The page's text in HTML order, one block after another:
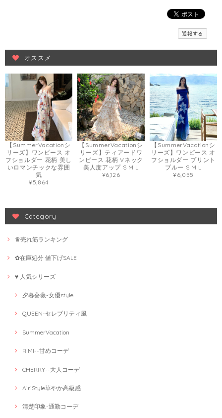
通報する
オススメ
【SummerVacationシ
リーズ】ワンピース オ
フショルダー 花柄 美し
いロマンチックな雰囲
気
¥5,864
【SummerVacationシ
リーズ】ティアードワ
ンピース 花柄 Vネック
美人度アップ S M L
¥6,126
【SummerVacationシ
リーズ】ワンピース オ
フショルダー プリント
ブルー S M L
¥6,055
Category
♛売れ筋ランキング
✿在庫処分 値下げSALE
♥ 人気シリーズ
夕暮薔薇-女優style
QUEEN-セレブリティ風
SummerVacation
RIMI--甘めコーデ
CHERRY--大人コーデ
AiriStyle華やか高級感
清楚印象-通勤コーデ